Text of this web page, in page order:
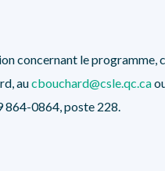
concernant le programme,
aucbouchard@csle.qc.ca
864-0864, poste 228.